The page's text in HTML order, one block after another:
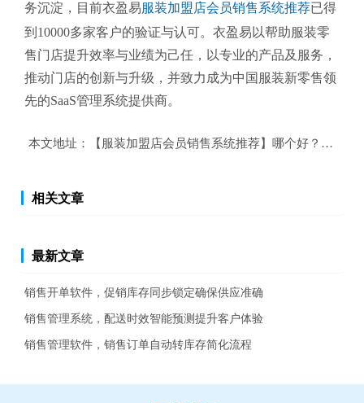
务沉淀，目前衣盈易服装加盟店会员销售系统推荐已得
到10000多家客户的验证与认可。衣盈易以帮助服装零
售门店提升效率与业绩为己任，以专业的产品及服务，
推动门店的创新与升级，并致力成为中国服装新零售领
先的SaaS管理系统提供商。
本文地址： 【服装加盟店会员销售系统推荐】哪个好？服装
相关文章
最新文章
销售开单软件，促销库存同步锁定确保供应准确
销售管理系统，配送时效智能预测提升客户体验
销售管理软件，销售订单自动转库存简化流程